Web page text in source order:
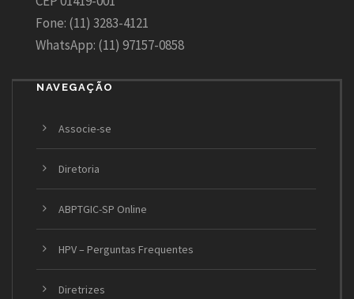
Fone: (11) 3283-4121
WhatsApp: (11) 97157-0858
NAVEGAÇÃO
Associe-se
Diretoria
ABPTGIC-SP Online
HPV – Perguntas Frequentes
Diretrizes